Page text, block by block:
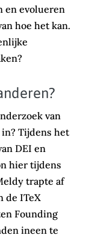
en evolueren
hoe het kan.
van
Tijdens het
DEI en
hier tijdens
trapte af
de ITeX
Founding
ineen te